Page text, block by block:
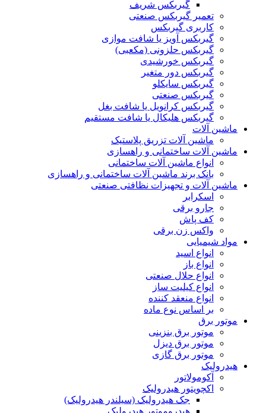
گیربکس شریف
تعمیر گیربکس صنعتی
کاربری گیربکس
گیربکس آویز یا شافت موازی
گیربکس حلزونی (مکعبی)
گیربکس خورشیدی
گیربکس دور متغیر
گیربکس سایکلو
گیربکس صنعتی
گیربکس کرانویل یا شافت بغل
گیربکس هلیکال یا شافت مستقیم
ماشین آلات
ماشین آلات تزریق پلاستیک
ماشین آلات ساختمانی و راهسازی
انواع ماشین آلات ساختمانی
بانک برند ماشین آلات ساختمانی و راهسازی
ماشین آلات و تجهیزات نظافتی صنعتی
اسکرابر
جارو برقی
کف پاش
واکس زن برقی
مواد شیمیایی
انواع اسید
انواع باز
انواع حلال صنعتی
انواع کیلیت ساز
انواع منعقد کننده
بر اساس نوع ماده
موتور برق
موتور برق بنزینی
موتور برق دیزل
موتور برق گازی
هیدرولیک
آکومولاتور
اکچویتور هیدرولیک
جک هیدرولیک (سیلندر هیدرولیک)